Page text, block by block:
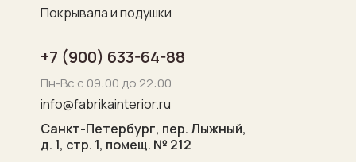
info@fabrikainterior.ru
Покрывала и подушки
+7 (900) 633-64-88
Пн-Вс с 09:00 до 22:00
Санкт-Петербург, пер. Лыжный,
д. 1, стр. 1, помещ. № 212